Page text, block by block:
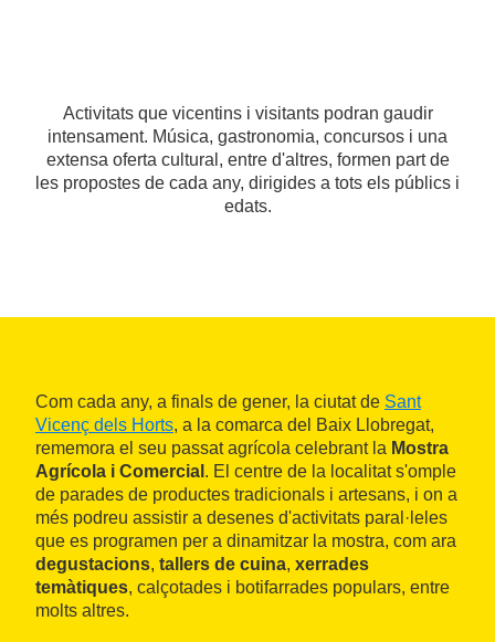
Activitats que vicentins i visitants podran gaudir
intensament. Música, gastronomia, concursos i una
extensa oferta cultural, entre d'altres, formen part de
les propostes de cada any, dirigides a tots els públics i
edats.
Com cada any, a finals de gener, la ciutat de Sant
Vicenç dels Horts, a la comarca del Baix Llobregat,
rememora el seu passat agrícola celebrant la Mostra
Agrícola i Comercial . El centre de la localitat s'omple
de parades de productes tradicionals i artesans, i on a
més podreu assistir a desenes d'activitats paral·leles
que es programen per a dinamitzar la mostra, com ara
degustacions, tallers de cuina, xerrades
temàtiques, calçotades i botifarrades populars, entre
molts altres.